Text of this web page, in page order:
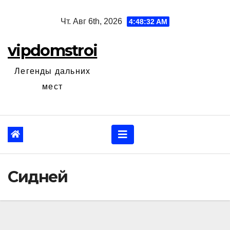
Чт. Авг 6th, 2026 4:48:33 AM
vipdomstroi
Легенды дальних
мест
Сидней